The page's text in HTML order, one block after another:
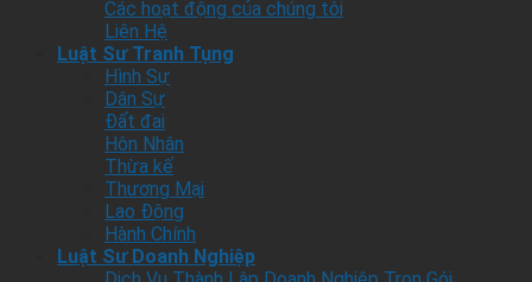
Các hoạt động của chúng tôi
Liên Hệ
Luật Sư Tranh Tụng
Hình Sự
Dân Sự
Đất đai
Hôn Nhân
Thừa kế
Thương Mại
Lao Động
Hành Chính
Luật Sư Doanh Nghiệp